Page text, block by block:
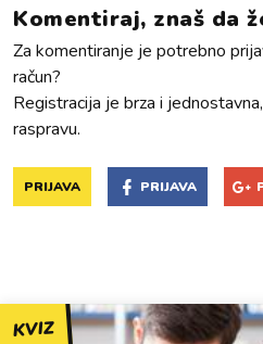
Komentiraj, znaš da
Za komentiranje je potrebno
račun?
Registracija je brza i
raspravu.
PRIJAVA PRIJAVA
KVIZ